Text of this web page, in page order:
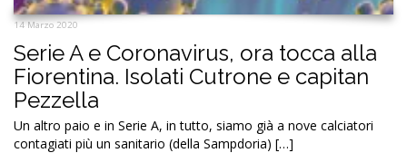
14 Marzo 2020
Serie A e Coronavirus, ora tocca alla
Fiorentina. Isolati Cutrone e capitan
Pezzella
Un altro paio e in Serie A, in tutto, siamo già a nove calciatori
contagiati più un sanitario (della Sampdoria) […]